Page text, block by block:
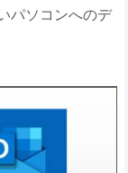
パソコンへのデ